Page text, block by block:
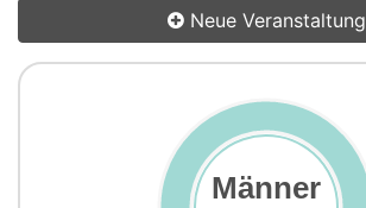
Neue Veranstaltung
Männer